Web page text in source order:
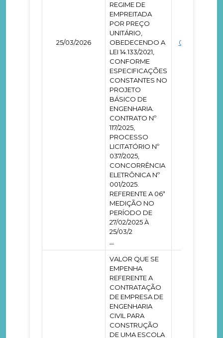
25/03/2026
REGIME DE
EMPREITADA
POR PREÇO
UNITÁRIO,
OBEDECENDO A
LEI 14.133/2021,
CONFORME
ESPECIFICAÇÕES
CONSTANTES NO
PROJETO
BÁSICO DE
ENGENHARIA.
CONTRATO Nº
117/2025,
PROCESSO
LICITATÓRIO Nº
037/2025,
CONCORRÊNCIA
ELETRÔNICA Nº
001/2025.
REFERENTE A 06ª
MEDIÇÃO NO
PERÍODO DE
27/02/2025 À
25/03/2
0000799
VALOR QUE SE
EMPENHA
REFERENTE A
CONTRATAÇÃO
DE EMPRESA DE
ENGENHARIA
CIVIL PARA
CONSTRUÇÃO
DE UMA ESCOLA